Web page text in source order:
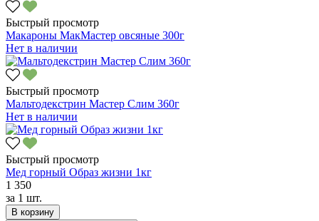
Быстрый просмотр
Макароны МакМастер овсяные 300г
Нет в наличии
Быстрый просмотр
Мальтодекстрин Мастер Слим 360г
Нет в наличии
Быстрый просмотр
Мед горный Образ жизни 1кг
1 350
за 1 шт.
В корзину